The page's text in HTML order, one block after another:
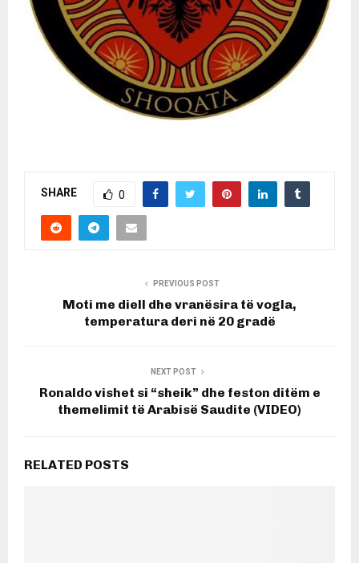
SHARE 0
PREVIOUS POST
Moti me diell dhe vranësira të vogla,
temperatura deri në 20 gradë
NEXT POST
Ronaldo vishet si “sheik” dhe feston ditëm e
themelimit të Arabisë Saudite (VIDEO)
RELATED POSTS